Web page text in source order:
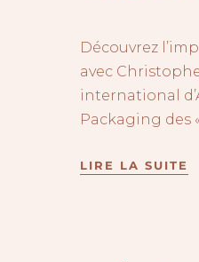
Découvrez
avec
international
Packaging des
LIRE LA SUITE